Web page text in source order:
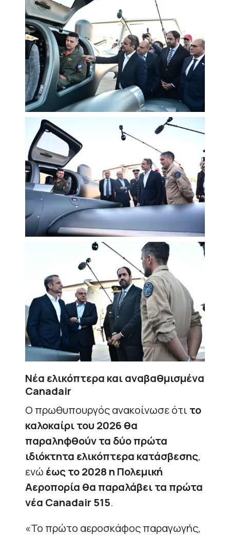
Νέα ελικόπτερα και αναβαθμισμένα
Canadair
Ο πρωθυπουργός ανακοίνωσε ότι το
καλοκαίρι του 2026 θα
παραληφθούν τα δύο πρώτα
ιδιόκτητα ελικόπτερα κατάσβεσης,
ενώ έως το 2028 η Πολεμική
Αεροπορία θα παραλάβει τα πρώτα
νέα Canadair 515.
«Το πρώτο αεροσκάφος παραγωγής,